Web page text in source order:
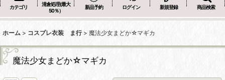
カテゴリ
清倉処理(最大
50％）
新品予約 ログイン 新規登録 商品検索
ホーム > コスプレ衣装 ま行 > 魔法少女まどか☆マギカ
魔法少女まどか☆マギカ